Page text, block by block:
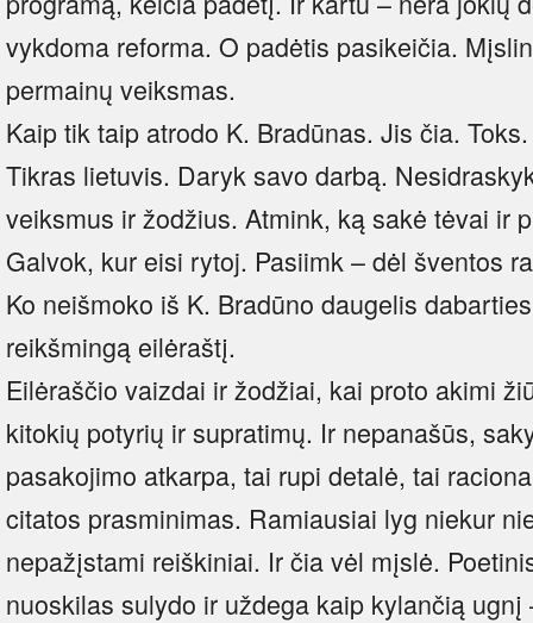
vykdoma reforma. O padėtis pasikeičia.
permainų veiksmas.
Kaip tik taip atrodo K. Bradūnas. Jis čia.
Tikras lietuvis. Daryk savo darbą.
veiksmus ir žodžius. Atmink, ką sakė tėvai ir
Galvok, kur eisi rytoj. Pasiimk – dėl šventos
Ko neišmoko iš K. Bradūno daugelis
reikšmingą eilėraštį.
Eilėraščio vaizdai ir žodžiai, kai proto akimi
kitokių potyrių ir supratimų. Ir nepanašūs,
pasakojimo atkarpa, tai rupi detalė, tai
citatos prasminimas. Ramiausiai lyg niekur
nepažįstami reiškiniai. Ir čia vėl mįslė.
nuoskilas sulydo ir uždega kaip kylančią